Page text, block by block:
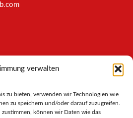
verwalten
zu bieten, verwenden wir Technologien wie
zu speichern und/oder darauf zuzugreifen.
zustimmen, können wir Daten wie das